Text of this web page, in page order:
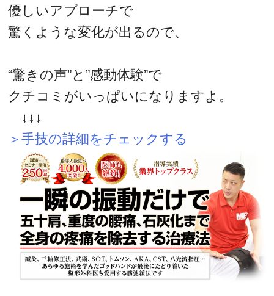
優しいアプローチで
驚くような変化が出るので、
“驚きの声”と”感動体験”で
クチコミがいっぱいになりますよ。
↓↓↓
＞手技の詳細をチェックする